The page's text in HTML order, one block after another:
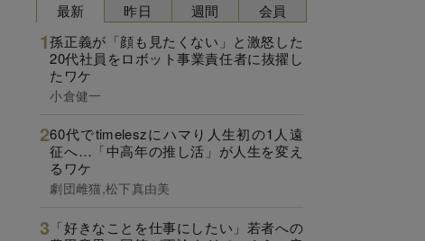
最新
孫正義が「顔も見たくない」と激怒した
20代社員をロボット事業責任者に抜擢し
たワケ
小倉健一
60代でtimeleszにハマり人生初の1人遠
征へ…「中高年の推し活」が人生を変え
るワケ
劇団雌猫,松下真由美
「好きなことを仕事にしたい」若者への
昨日 週間 会員